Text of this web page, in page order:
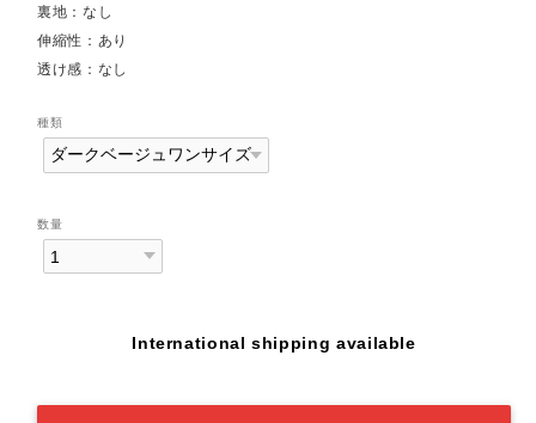
裏地：なし
伸縮性：あり
透け感：なし
種類
数量
International shipping available